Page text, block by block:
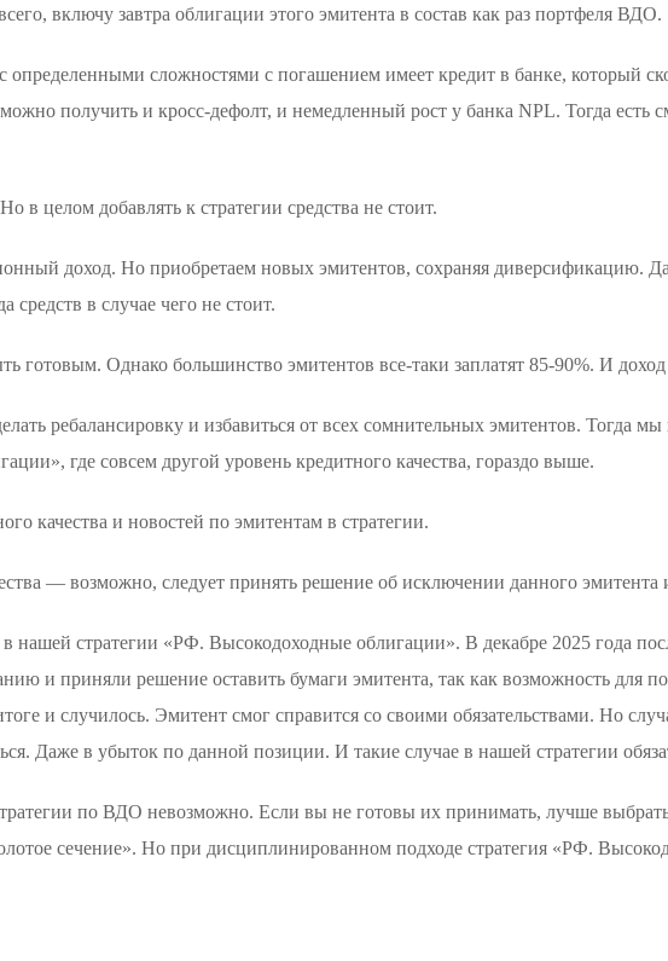
включу завтра облигации этого эмитента в состав как раз портфеля ВДО.
определенными сложностями с погашением имеет кредит в банке, который
получить и кросс-дефолт, и немeдленный рост у бaнка NPL. Тогда
в целом добавлять к стратегии средства не стоит.
доход. Но приобретаем новых эмитентов, сохраняя диверсификацию. Да,
в случае чего не стоит.
готовым. Однако большинство эмитентов все-таки заплатят 85-90%. И доход
ребалансировку и избавиться от всех сомнительных эмитентов. Тогда
где совсем другой уровень кредитного качества, гораздо выше.
качества и новостей по эмитентам в стратегии.
— возможно, следует принять решение об исключении данного эмитента
стратегии «РФ. Высокодоходные облигации». В декабре 2025 года
и приняли решение оставить бумаги эмитента, так как возможность для
и случилось. Эмитент смог справится со своими обязательствами. Но
Даже в убыток по данной позиции. И такие случае в нашей стратегии
по ВДО невозможно. Если вы не готовы их принимать, лучше
сечение». Но при дисциплинированном подходе стратегия «РФ.